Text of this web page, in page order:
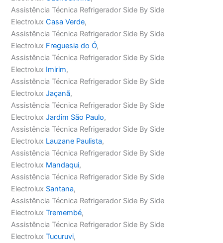
Assistência Técnica Refrigerador Side By Side
ElectroluxCasa Verde,
Assistência Técnica Refrigerador Side By Side
Electrolux Freguesia do Ó,
Assistência Técnica Refrigerador Side By Side
Electrolux Imirim,
Assistência Técnica Refrigerador Side By Side
ElectroluxJaçanã,
Assistência Técnica Refrigerador Side By Side
ElectroluxJardim São Paulo,
Assistência Técnica Refrigerador Side By Side
Electrolux Lauzane Paulista,
Assistência Técnica Refrigerador Side By Side
Electrolux Mandaqui,
Assistência Técnica Refrigerador Side By Side
Electrolux Santana,
Assistência Técnica Refrigerador Side By Side
ElectroluxTremembé,
Assistência Técnica Refrigerador Side By Side
ElectroluxTucuruvi,